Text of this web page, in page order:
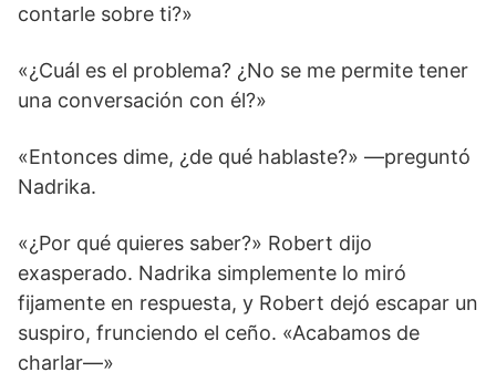
contarle sobre ti?»
«¿Cuál es el problema? ¿No se me permite tener
una conversación con él?»
«Entonces dime, ¿de qué hablaste?» —preguntó
Nadrika.
«¿Por qué quieres saber?» Robert dijo
exasperado. Nadrika simplemente lo miró
fijamente en respuesta, y Robert dejó escapar un
suspiro, frunciendo el ceño. «Acabamos de
charlar—»